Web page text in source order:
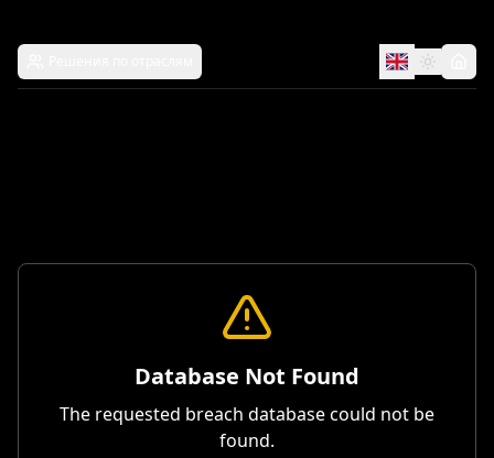
Database Not Found
The requested breach database could not be
found.